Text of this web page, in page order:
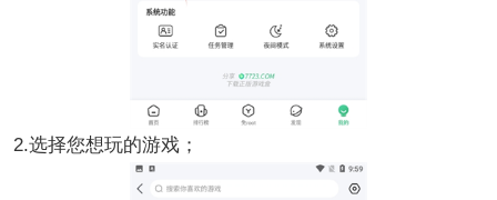
2.选择您想玩的游戏；